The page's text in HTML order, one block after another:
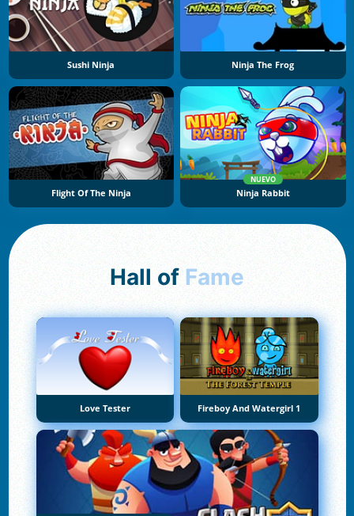
Sushi Ninja Ninja The Frog
Flight Of The Ninja
NUEVO
Ninja Rabbit
Hall of Fame
Love Tester Fireboy And Watergirl 1